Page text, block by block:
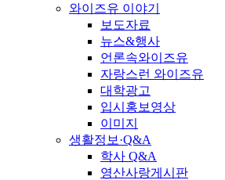
와이즈유 이야기
보도자료
뉴스&행사
언론속와이즈유
자랑스런 와이즈유
대학광고
입시홍보영상
이미지
생활정보·Q&A
학사 Q&A
영산사랑게시판